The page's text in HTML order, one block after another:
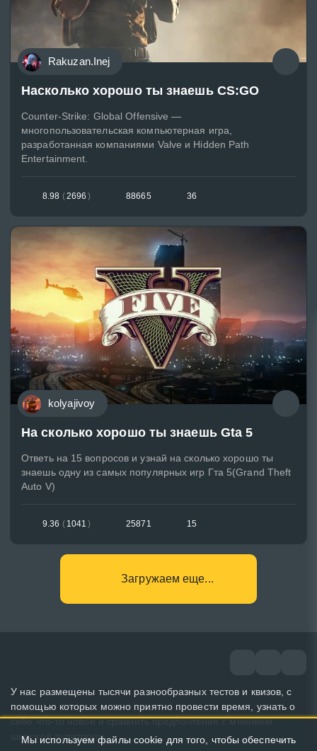
Rakuzan.Inej
Насколько хорошо ты знаешь CS:GO
Counter-Strike: Global Offensive —
многопользовательская компьютерная игра,
разработанная компаниями Valve и Hidden Path
Entertainment.
8.98 (2696 ) 88665 36
kolyajivoy
На сколько хорошо ты знаешь Gta 5
Ответь на 15 вопросов и узнай на сколько хорошо ты
знаешь одну из самых популярных игр Гта 5(Grand Theft
Auto V)
9.36 ( 1041 ) 25871 15
Загружаем еще...
У нас размещены тысячи разнообразных тестов и квизов, с
помощью которых можно приятно провести время, узнать о
себе что-то новое и сравнить предпочтения с мнением
широкой аудитории.
Мы используем файлы cookie для того, чтобы обеспечить